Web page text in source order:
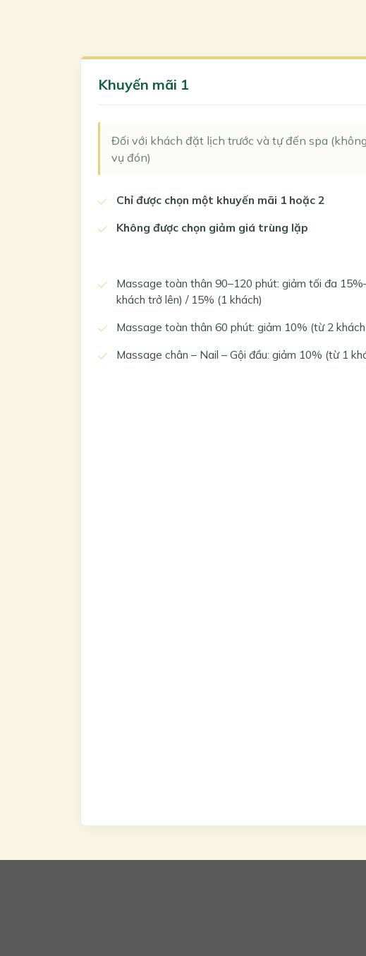
Khuyến mãi 1
Đối với khách đặt lịch trước và tự đến spa
vụ đón)
Chỉ được chọn một khuyến mãi 1 hoặc 2
Không được chọn giảm giá trùng lặp
Massage toàn thân 90–120 phút: giảm tối đa
khách trở lên) / 15% (1 khách)
Massage toàn thân 60 phút: giảm 10% (từ 2
Massage chân – Nail – Gội đầu: giảm 10% (từ 1